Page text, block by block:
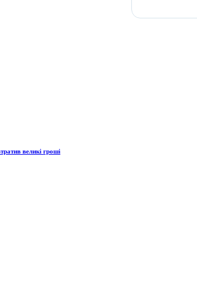
великі гроші